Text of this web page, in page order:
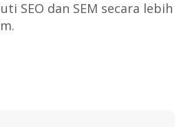
SEO dan SEM secara lebih